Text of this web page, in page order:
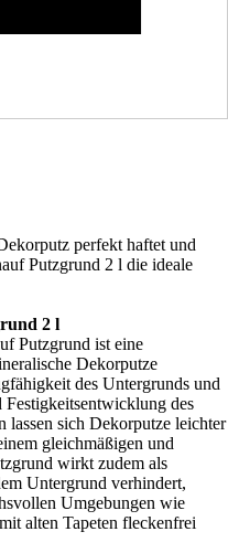
perfekt haftet und
Putzgrund 2 l die ideale
2 l
Putzgrund ist eine
Dekorputze
des Untergrunds und
des
lassen sich Dekorputze leichter
gleichmäßigen und
wirkt zudem als
Untergrund verhindert,
Umgebungen wie
alten Tapeten fleckenfrei